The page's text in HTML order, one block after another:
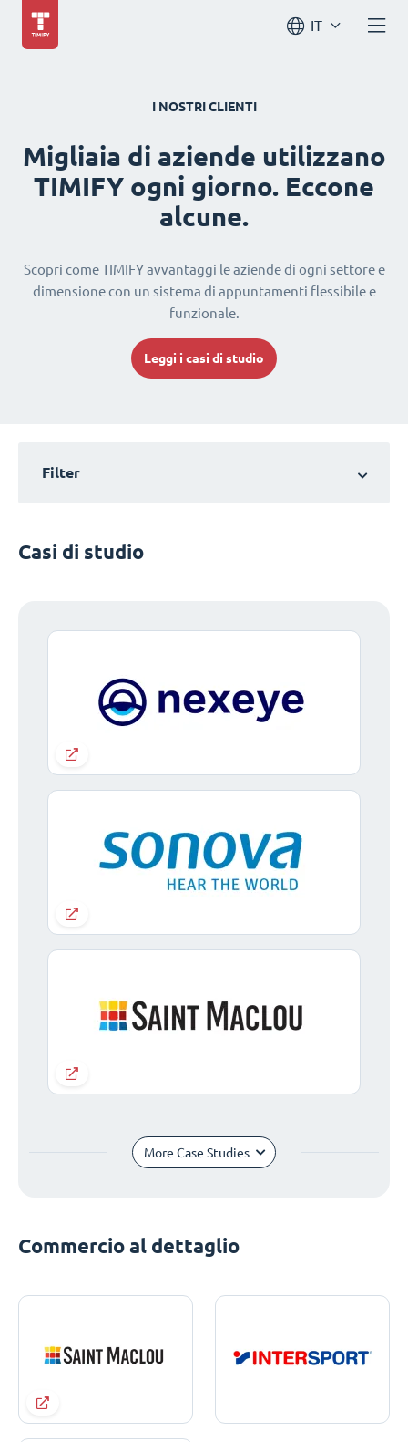
IT
I NOSTRI CLIENTI
Migliaia di aziende utilizzano
TIMIFY ogni giorno. Eccone
alcune.
Scopri come TIMIFY avvantaggi le aziende di ogni settore e
dimensione con un sistema di appuntamenti flessibile e
funzionale.
Leggi i casi di studio
Filter
Casi di studio
More Case Studies
Commercio al dettaglio